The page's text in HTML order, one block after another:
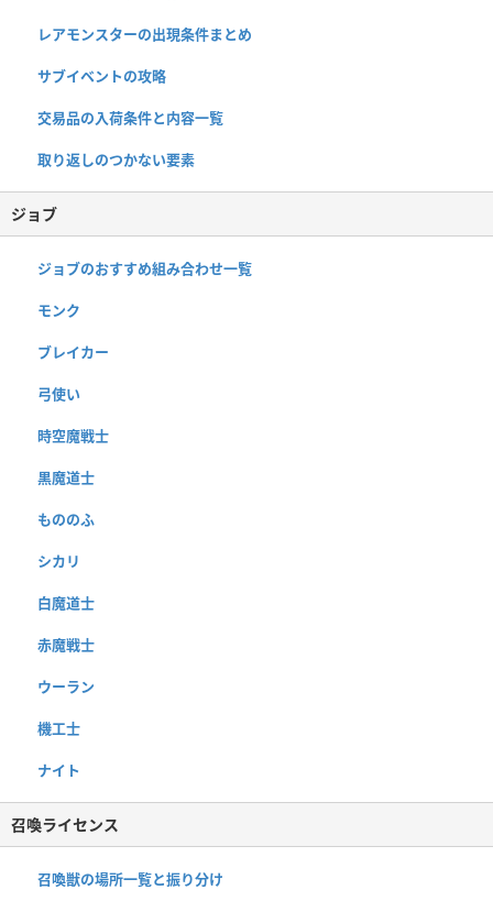
レアモンスターの出現条件まとめ
サブイベントの攻略
交易品の入荷条件と内容一覧
取り返しのつかない要素
ジョブ
ジョブのおすすめ組み合わせ一覧
モンク
ブレイカー
弓使い
時空魔戦士
黒魔道士
もののふ
シカリ
白魔道士
赤魔戦士
ウーラン
機工士
ナイト
召喚ライセンス
召喚獣の場所一覧と振り分け